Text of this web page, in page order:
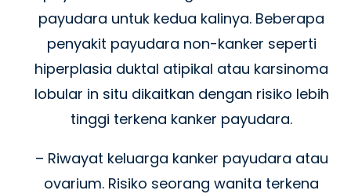
payudara untuk kedua kalinya. Beberapa
penyakit payudara non-kanker seperti
hiperplasia duktal atipikal atau karsinoma
lobular in situ dikaitkan dengan risiko lebih
tinggi terkena kanker payudara.
– Riwayat keluarga kanker payudara atau
ovarium. Risiko seorang wanita terkena